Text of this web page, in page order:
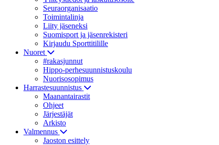
Seuraorganisaatio
Toimintalinja
Liity jäseneksi
Suomisport ja jäsenrekisteri
Kirjaudu Sporttitilille
Nuoret
#rakasjunnut
Hippo-perhesuunnistuskoulu
Nuorisosopimus
Harrastesuunnistus
Maanantairastit
Ohjeet
Järjestäjät
Arkisto
Valmennus
Jaoston esittely